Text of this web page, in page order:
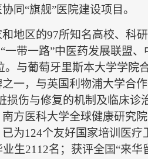
同“旗舰”医院建设项目。
地区的97所知名高校、科
一带一路”中医药发展联盟
与葡萄牙里斯本大学学院
一，与英国利物浦大学合
损伤与修复的机制及临床
方医科大学全球健康研究
为124个友好国家培训医
生2112名；获评全国“来